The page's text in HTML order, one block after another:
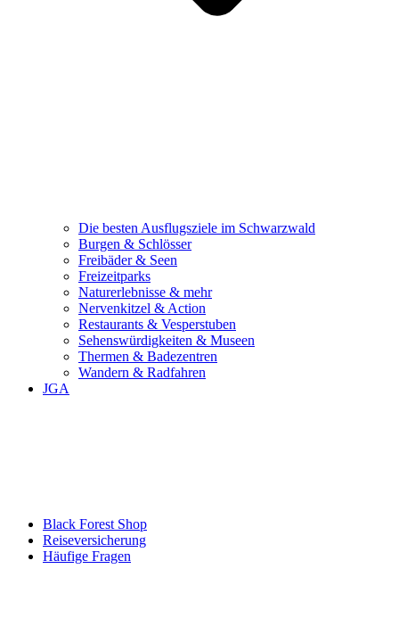
Die besten Ausflugsziele im Schwarzwald
Burgen & Schlösser
Freibäder & Seen
Freizeitparks
Naturerlebnisse & mehr
Nervenkitzel & Action
Restaurants & Vesperstuben
Sehenswürdigkeiten & Museen
Thermen & Badezentren
Wandern & Radfahren
JGA
Black Forest Shop
Reiseversicherung
Häufige Fragen